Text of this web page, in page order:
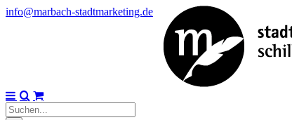
Skip
info@marbach-stadtmarketing.de
Suche